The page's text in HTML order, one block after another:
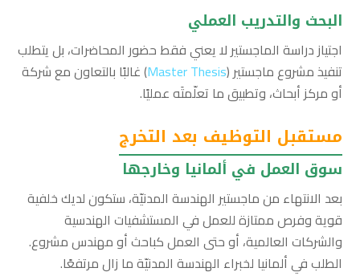
البحث والتدريب العملي
اجتياز دراسة الماجستير لا يعني فقط حضور المحاضرات، بل يتطلب
تنفيذ مشروع ماجستير (Master Thesis) غالبًا بالتعاون مع شركة
أو مركز أبحاث، وتطبيق ما تعلّمتَه عمليًا.
مستقبل التوظيف بعد التخرج
سوق العمل في ألمانيا وخارجها
بعد الانتهاء من ماجستير الهندسة المدنيّة، ستكون لديك خلفية
قوية وفرص ممتازة للعمل في المستشفيات الهندسية
والشركات العالمية، أو حتى العمل كباحث أو مهندس مشروع.
الطلب في ألمانيا لخبراء الهندسة المدنيّة ما زال مرتفعًا.